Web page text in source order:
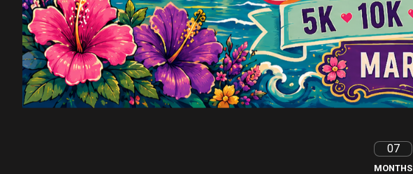
07
MONTHS